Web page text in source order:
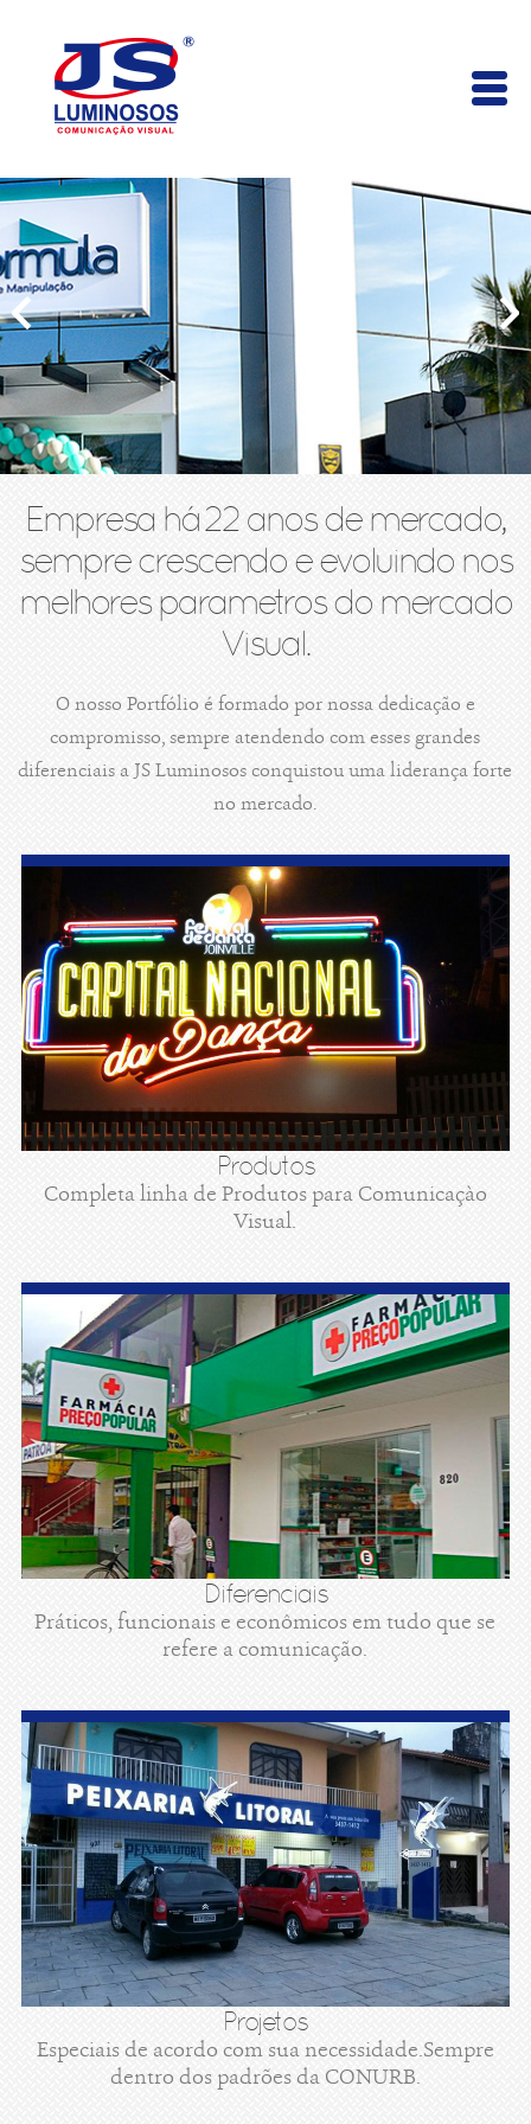
Empresa há 22 anos de mercado,
sempre crescendo e evoluindo nos
melhores parametros do mercado
Visual.
O nosso Portfólio é formado por nossa dedicação e
compromisso, sempre atendendo com esses grandes
diferenciais a JS Luminosos conquistou uma liderança forte
no mercado.
Produtos
Completa linha de Produtos para Comunicaçào
Visual.
Diferenciais
Práticos, funcionais e econômicos em tudo que se
refere a comunicação.
Projetos
Especiais de acordo com sua necessidade.Sempre
dentro dos padrões da CONURB.